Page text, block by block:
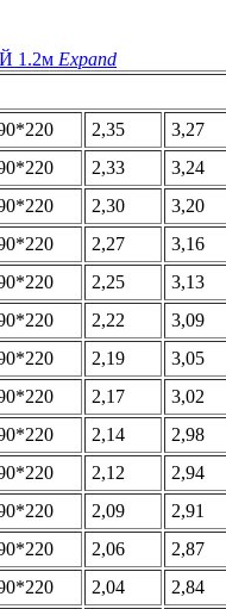
1.2м Expand
2,35
3,27
2,33
3,24
2,30
3,20
2,27
3,16
2,25
3,13
2,22
3,09
2,19
3,05
2,17
3,02
2,14
2,98
2,12
2,94
2,09
2,91
2,06
2,87
2,04
2,84